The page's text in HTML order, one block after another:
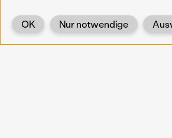
Nur notwendige
OK